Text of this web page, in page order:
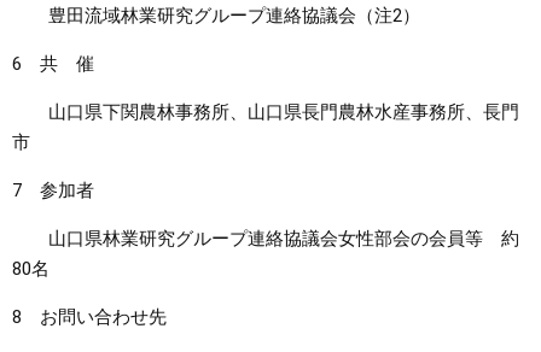
豊田流域林業研究グループ連絡協議会（注2）
6 共 催
山口県下関農林事務所、山口県長門農林水産事務所、長門
市
7 参加者
山口県林業研究グループ連絡協議会女性部会の会員等 約
80名
8 お問い合わせ先